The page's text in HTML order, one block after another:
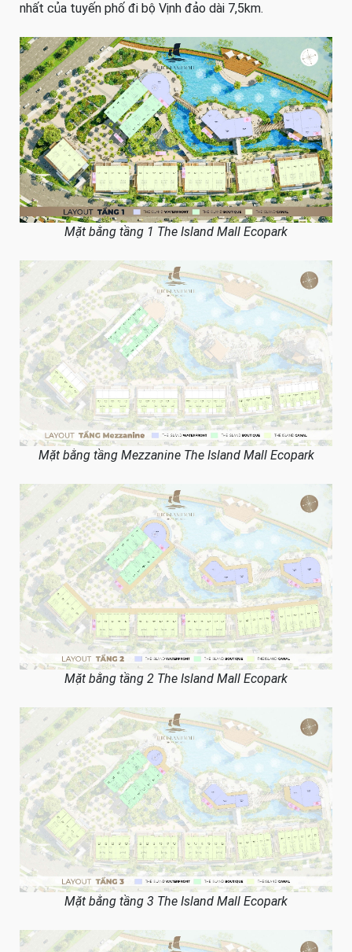
nhất của tuyến phố đi bộ Vịnh đảo dài 7,5km.
Mặt bằng tầng 1 The Island Mall Ecopark
Mặt bằng tầng Mezzanine The Island Mall Ecopark
Mặt bằng tầng 2 The Island Mall Ecopark
Mặt bằng tầng 3 The Island Mall Ecopark